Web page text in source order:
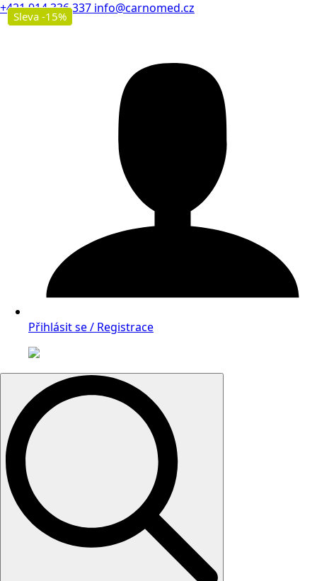
+421 914 336 337 info@carnomed.cz
Přihlásit se / Registrace
Search
Sleva -15%